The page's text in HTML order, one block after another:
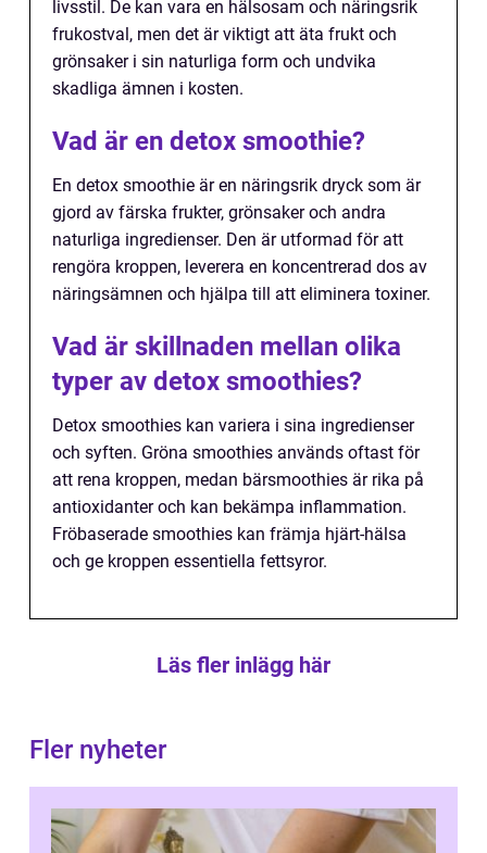
livsstil. De kan vara en hälsosam och näringsrik
frukostval, men det är viktigt att äta frukt och
grönsaker i sin naturliga form och undvika
skadliga ämnen i kosten.
Vad är en detox smoothie?
En detox smoothie är en näringsrik dryck som är
gjord av färska frukter, grönsaker och andra
naturliga ingredienser. Den är utformad för att
rengöra kroppen, leverera en koncentrerad dos av
näringsämnen och hjälpa till att eliminera toxiner.
Vad är skillnaden mellan olika
typer av detox smoothies?
Detox smoothies kan variera i sina ingredienser
och syften. Gröna smoothies används oftast för
att rena kroppen, medan bärsmoothies är rika på
antioxidanter och kan bekämpa inflammation.
Fröbaserade smoothies kan främja hjärt-hälsa
och ge kroppen essentiella fettsyror.
Läs fler inlägg här
Fler nyheter